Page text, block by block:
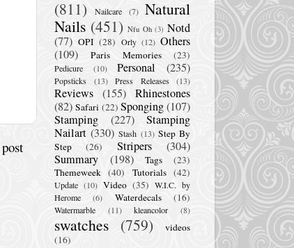
(811)
Nailcare (7) Natural
Nails (451) Nfu Oh (3) Notd
(77) OPI (28) Orly (12) Others
(109)
Paris Memories (23)
Pedicure (10) Personal (235)
Popsticks (13) Press Releases (13)
Reviews (155) Rhinestones
(82) Safari (22) Sponging(107)
Stamping
(227)
Stamping
Nailart (330) Stash (13) Step By
Step
(26) Stripers
(304)
Summary
(198) Tags
(23)
Themeweek (40) Tutorials (42)
Update (10) Video (35) W.I.C. by
Herome
(6) Waterdecals (16)
Watermarble (11) kleancolor (8)
swatches (759)
videos
(16)